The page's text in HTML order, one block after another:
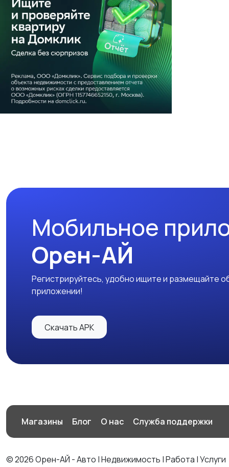
Мобильное
Орен-АЙ
Регистрируйтесь, удобно ищите и размещайте
приложении!
Скачать APK
Магазины Блог О нас Служба поддержки
© 2026 Орен-АЙ - Авто | Недвижимость | Работа | Услуги